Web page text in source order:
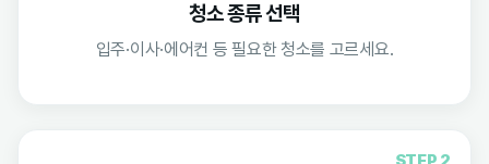
청소 종류 선택
입주·이사·에어컨 등 필요한 청소를 고르세요.